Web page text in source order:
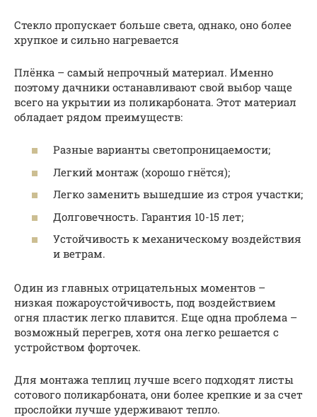
Стекло пропускает больше света, однако, оно более
хрупкое и сильно нагревается
Плёнка – самый непрочный материал. Именно
поэтому дачники останавливают свой выбор чаще
всего на укрытии из поликарбоната. Этот материал
обладает рядом преимуществ:
Разные варианты светопроницаемости;
Легкий монтаж (хорошо гнётся);
Легко заменить вышедшие из строя участки;
Долговечность. Гарантия 10-15 лет;
Устойчивость к механическому воздействия
и ветрам.
Один из главных отрицательных моментов –
низкая пожароустойчивость, под воздействием
огня пластик легко плавится. Еще одна проблема –
возможный перегрев, хотя она легко решается с
устройством форточек.
Для монтажа теплиц лучше всего подходят листы
сотового поликарбоната, они более крепкие и за счет
прослойки лучше удерживают тепло.